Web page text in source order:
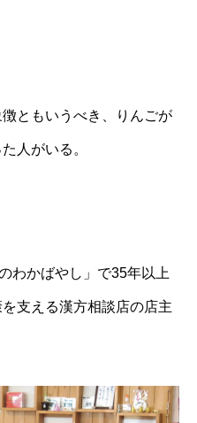
ともいうべき、りんごが
人がいる。
わかばやし」で35年以上
支える漢方相談店の店主